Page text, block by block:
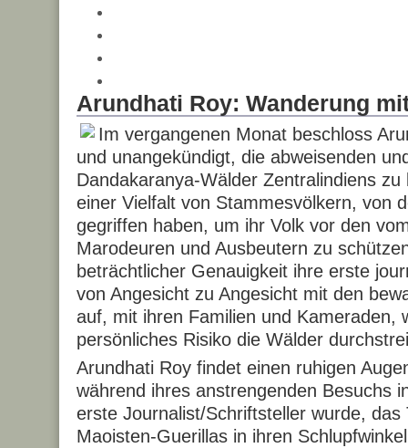
Arundhati Roy: Wanderung
Im vergangenen Monat beschloss
und unangekündigt, die abweisenden
Dandakaranya-Wälder Zentralindiens
einer Vielfalt von Stammesvölkern, von
gegriffen haben, um ihr Volk vor den
Marodeuren und Ausbeutern zu
beträchtlicher Genauigkeit ihre erste
von Angesicht zu Angesicht mit den
auf, mit ihren Familien und Kameraden,
persönliches Risiko die Wälder
Arundhati Roy findet einen ruhigen
während ihres anstrengenden Besuchs
erste Journalist/Schriftsteller wurde, das
Maoisten-Guerillas in ihren